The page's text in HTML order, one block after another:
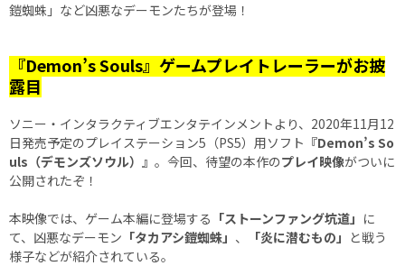
鎧蜘蛛」など凶悪なデーモンたちが登場！
『Demon’s Souls』ゲームプレイトレーラーがお披
露目
ソニー・インタラクティブエンタテインメントより、2020年11月12
日発売予定のプレイステーション5（PS5）用ソフト 『Demon’s So
uls（デモンズソウル）』 。今回、待望の本作のプレイ映像がついに
公開されたぞ！
本映像では、ゲーム本編に登場する 「ストーンファング坑道」 に
て、凶悪なデーモン 「タカアシ鎧蜘蛛」 、 「炎に潜むもの」 と戦う
様子などが紹介されている。